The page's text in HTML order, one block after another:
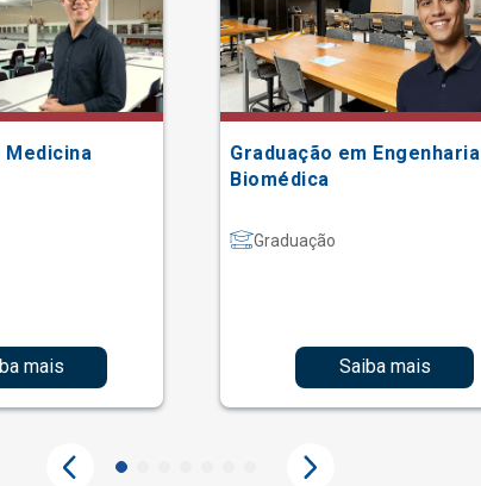
Medicina
mais
Graduação em Engenharia
Biomédica
Graduação
Saiba mais